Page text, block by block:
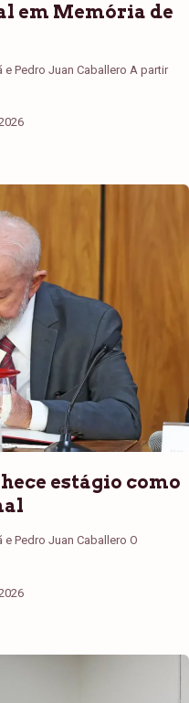
em Memória de
Pedro Juan Caballero A partir
estágio como
Pedro Juan Caballero O